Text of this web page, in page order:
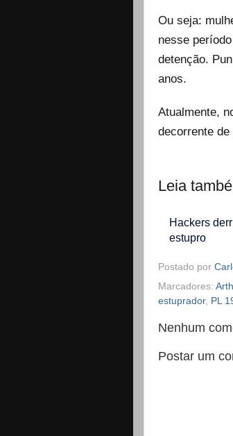
Ou seja:
nesse
detenção.
anos.
Atualmente,
decorrente
Leia
Hackers
estupro
Postado por
Marcadores:
estuprador, PL
Nenhum
Postar um